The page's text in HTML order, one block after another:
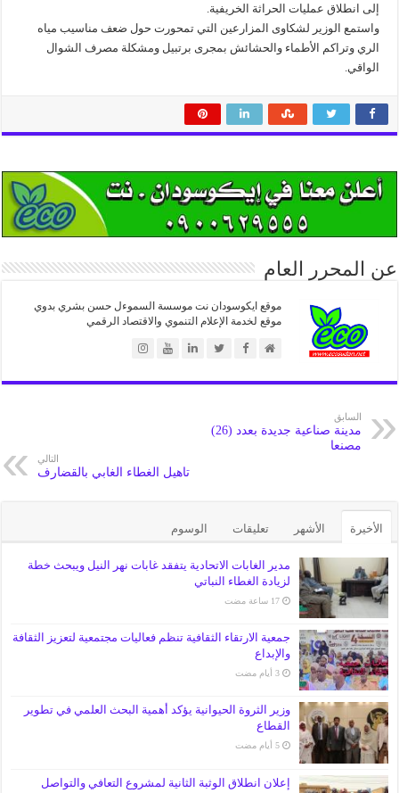
إلى انطلاق عمليات الحراثة الخريفية.
واستمع الوزير لشكاوى المزارعين التي تمحورت حول ضعف مناسيب مياه
الري وتراكم الأطماء والحشائش بمجرى برتبيل ومشكلة مصرف الشوال
الواقي.
عن المحرر العام
موقع ايكوسودان نت موسسة السموءل حسن بشري بدوي
موقع لخدمة الإعلام التنموي والاقتصاد الرقمي
السابق
مدينة صناعية جديدة بعدد (26)
مصنعا
التالي
تاهيل الغطاء الغابي بالقضارف
الأخيرة الأشهر تعليقات الوسوم
مدير الغابات الاتحادية يتفقد غابات نهر النيل ويبحث خطة
لزيادة الغطاء النباتي
‏17 ساعة مضت
جمعية الارتقاء الثقافية تنظم فعاليات مجتمعية لتعزيز الثقافة
والإبداع
‏3 أيام مضت
وزير الثروة الحيوانية يؤكد أهمية البحث العلمي في تطوير
القطاع
‏5 أيام مضت
إعلان انطلاق الوثبة الثانية لمشروع التعافي والتواصل